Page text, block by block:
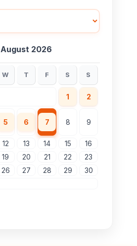
August 2026
W T F S S
1 2
5 6 7 8 9
12 13 14 15
16
19 20 21 22
23
26 27 28 29
30